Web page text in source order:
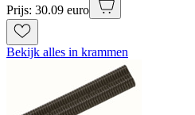
Prijs: 30.09 euro
Bekijk alles in krammen